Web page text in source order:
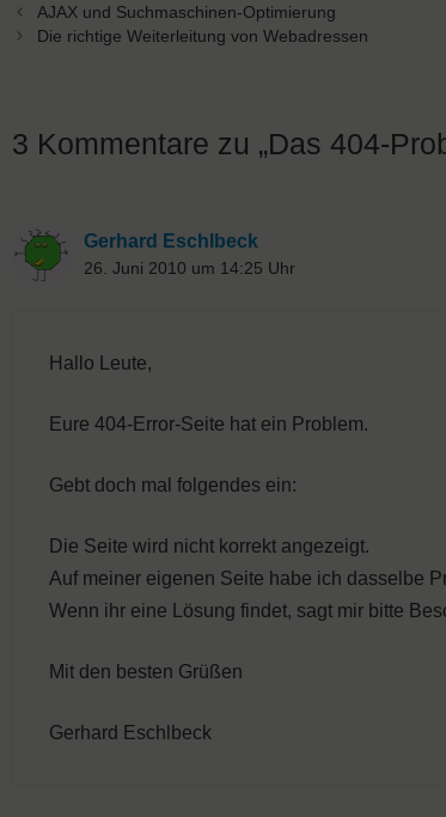
AJAX und Suchmaschinen-Optimierung
Die richtige Weiterleitung von Webadressen
3 Kommentare zu „Das 404-
Gerhard Eschlbeck
26. Juni 2010 um 14:25 Uhr
Hallo Leute,
Eure 404-Error-Seite hat ein Problem.
Gebt doch mal folgendes ein:
Die Seite wird nicht korrekt angezeigt.
Auf meiner eigenen Seite habe ich dasselbe
Wenn ihr eine Lösung findet, sagt mir bitte
Mit den besten Grüßen
Gerhard Eschlbeck